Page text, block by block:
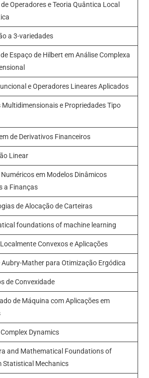
Operadores e Teoria Quântica Local
a 3-variedades
Espaço de Hilbert em Análise Complexa
e Operadores Lineares Aplicados
Multidimensionais e Propriedades Tipo
de Derivativos Financeiros
Linear
em Modelos Dinâmicos
a Finanças
de Alocação de Carteiras
foundations of machine learning
Convexos e Aplicações
Aubry-Mather para Otimização Ergódica
de Convexidade
de Máquina com Aplicações em
Dynamics
and Mathematical Foundations of
Statistical Mechanics